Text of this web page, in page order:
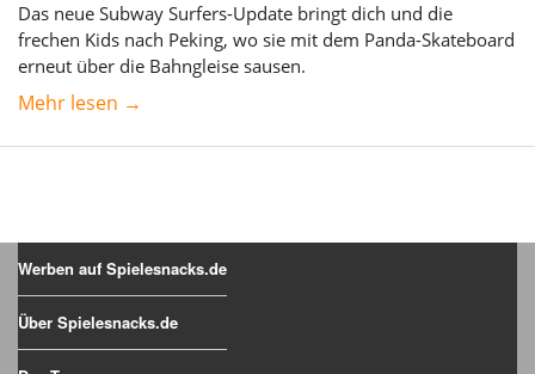
Das neue Subway Surfers-Update bringt dich und die
frechen Kids nach Peking, wo sie mit dem Panda-Skateboard
erneut über die Bahngleise sausen.
Mehr lesen →
Werben auf Spielesnacks.de
Über Spielesnacks.de